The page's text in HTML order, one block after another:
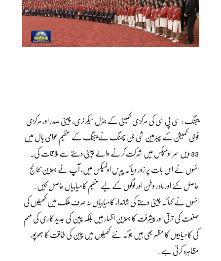
بیجنگ : سی پی سی کی مرکزی کمیٹی کے جنرل سیکرٹری، چینی صدر اور مرکزی
فوجی کمیشن کے چیئرمین شی جن پھنگ نے بیجنگ کے عظیم عوامی ہال میں
33 ویں سمر اولمپکس میں شرکت کرنے والے چینی دستے سے ملاقات کی.
انہوں نے اس بات پر زور دیا کہ پیرس اولمپکس میں، آپ نے بہترین نتائج
حاصل کئے اور مادر وطن اور لوگوں کے لیے عظیم کامیابیاں حاصل کیں۔
انہوں نے کہا کہ چینی دستے کی شاندار کامیابیاں نہ صرف ملک میں کھیلوں کی
صنعت کی ترقی اور پیشرفت کا بہترین اظہار ہیں بلکہ چین کی جدید کاری کی مہم
کی کامیابیوں کا مظہر بھی ہیں جو کہ نئے کھیلوں میں چین کی طاقت کا بھرپور
مظاہرہ کرتی ہے۔